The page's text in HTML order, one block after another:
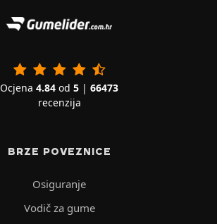
Ocjena 4.84 od 5 | 66473
recenzija
BRZE POVEZNICE
Osiguranje
Vodič za gume